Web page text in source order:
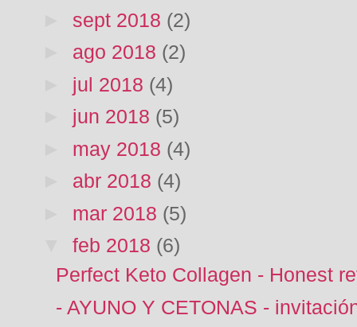
sept 2018 (2)
ago 2018 (2)
jul 2018 (4)
jun 2018 (5)
may 2018 (4)
abr 2018 (4)
mar 2018 (5)
feb 2018 (6)
Perfect Keto Collagen - Honest
- AYUNO Y CETONAS -